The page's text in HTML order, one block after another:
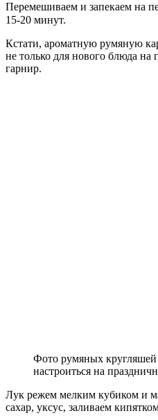
Перемешиваем и запекаем на
15-20 минут.
Кстати, ароматную румяную
не только для нового блюда
гарнир.
Фото румяных кругляшей
настроиться на
Лук режем мелким кубиком и
сахар, уксус, заливаем